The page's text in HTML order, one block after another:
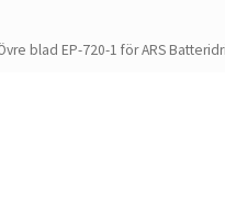
blad EP-720-1 för ARS